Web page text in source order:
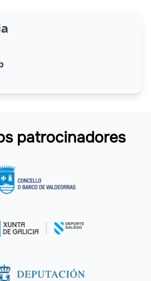
patrocinadores